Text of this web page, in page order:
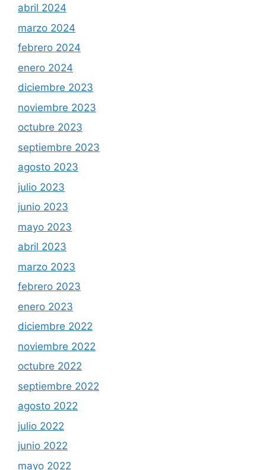
abril 2024
marzo 2024
febrero 2024
enero 2024
diciembre 2023
noviembre 2023
octubre 2023
septiembre 2023
agosto 2023
julio 2023
junio 2023
mayo 2023
abril 2023
marzo 2023
febrero 2023
enero 2023
diciembre 2022
noviembre 2022
octubre 2022
septiembre 2022
agosto 2022
julio 2022
junio 2022
mayo 2022